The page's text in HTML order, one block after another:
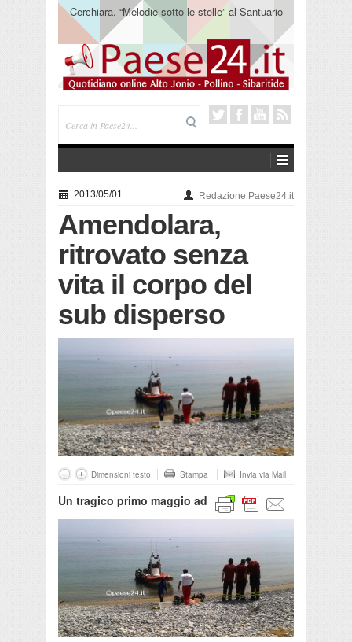
Cerchiara. “Melodie sotto le stelle” al Santuario
Madonna delle Armi
2013/05/01 Redazione Paese24.it
Amendolara,
ritrovato senza
vita il corpo del
sub disperso
Dimensioni testo Stampa Invia via Mail
Un tragico primo maggio ad